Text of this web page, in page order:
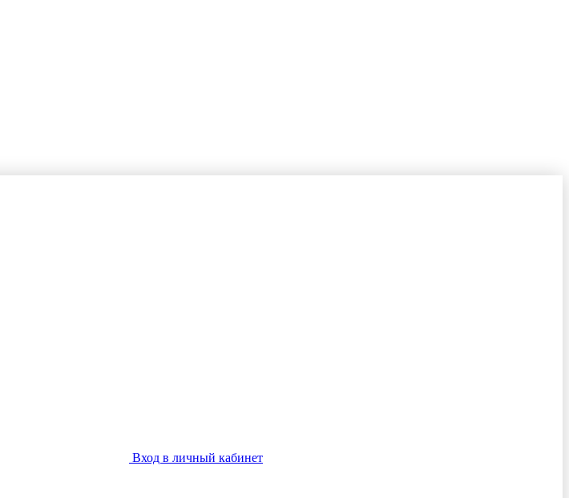
Вход в личный кабинет